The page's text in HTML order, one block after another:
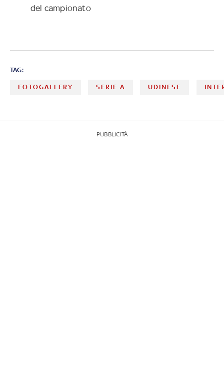
del campionato
TAG:
FOTOGALLERY SERIE A UDINESE
PUBBLICITÀ